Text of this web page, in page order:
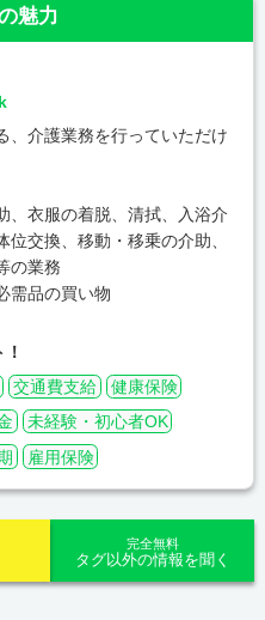
魅力
、介護業務を行っていただけ
、衣服の着脱、清拭、入浴介
位交換、移動・移乗の介助、
の業務
需品の買い物
交通費支給
健康保険
未経験・初心者OK
雇用保険
完全無料
タグ以外の情報を聞く